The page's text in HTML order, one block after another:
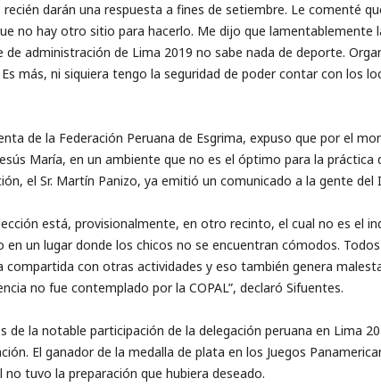
recién darán una respuesta a fines de setiembre. Le comenté
no hay otro sitio para hacerlo. Me dijo que lamentablemente
administración de Lima 2019 no sabe nada de deporte.
más, ni siquiera tengo la seguridad de poder contar con los
de la Federación Peruana de Esgrima, expuso que por el
María, en un ambiente que no es el óptimo para la práctica
el Sr. Martín Panizo, ya emitió un comunicado a la gente
está, provisionalmente, en otro recinto, el cual no es el
un lugar donde los chicos no se encuentran cómodos.
con otras actividades y eso también genera
no fue contemplado por la COPAL”, declaró Sifuentes.
de la notable participación de la delegación peruana en Lima
El ganador de la medalla de plata en los Juegos
tuvo la preparación que hubiera deseado.